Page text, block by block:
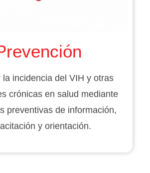
la incidencia del VIH y otras
crónicas en salud mediante
preventivas de información,
y orientación.